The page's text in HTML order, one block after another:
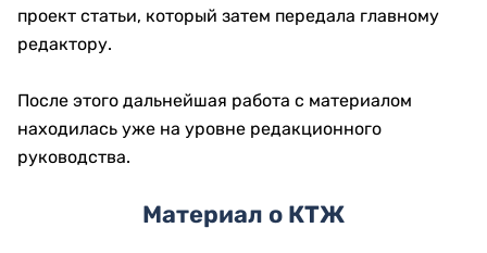
проект статьи, который затем передала главному
редактору.
После этого дальнейшая работа с материалом
находилась уже на уровне редакционного
руководства.
Материал о КТЖ